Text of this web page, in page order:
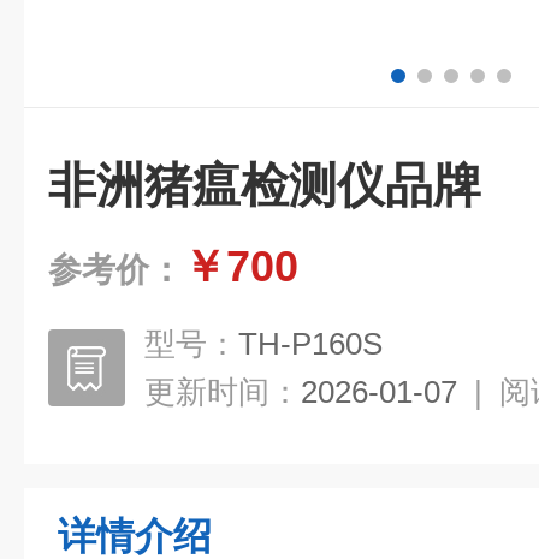
非洲猪瘟检测仪品牌
参考价： ￥700
型号： TH-P160S
更新时间： 2026-01-07 | 阅
详情介绍